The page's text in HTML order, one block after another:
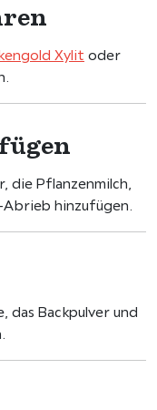
Xylit oder
die Pflanzenmilch,
hinzufügen.
das Backpulver und